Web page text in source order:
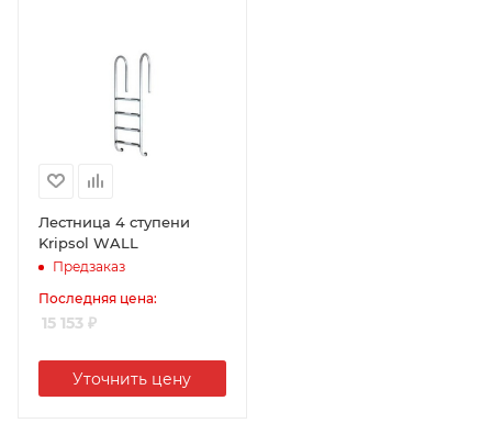
Лестница 4 ступени
Kripsol WALL
Предзаказ
Последняя цена:
15 153 ₽
Уточнить цену